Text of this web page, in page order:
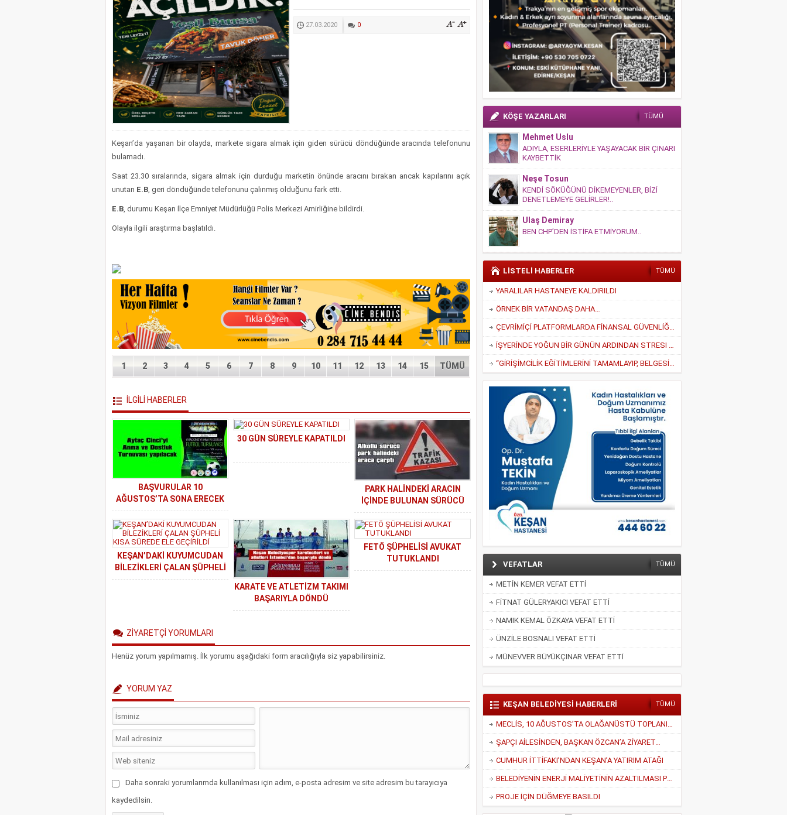
27.03.2020 0
Keşan’da yaşanan bir olayda, markete sigara almak için giden sürücü döndüğünde aracında telefonunu
bulamadı.
Saat 23.30 sıralarında, sigara almak için durduğu marketin önünde aracını bırakan ancak kapılarını açık
unutan E.B, geri döndüğünde telefonunu çalınmış olduğunu fark etti.
E.B, durumu Keşan İlçe Emniyet Müdürlüğü Polis Merkezi Amirliğine bildirdi.
Olayla ilgili araştırma başlatıldı.
1 2 3 4 5 6 7 8 9 10 11 12 13 14 15 TÜMÜ
İLGİLİ HABERLER
BAŞVURULAR 10
AĞUSTOS’TA SONA ERECEK
30 GÜN SÜREYLE KAPATILDI
PARK HALİNDEKİ ARACIN
İÇİNDE BULUNAN SÜRÜCÜ
KAZAYI HAFİF SIYRIKLARLA
ATLATTI
KEŞAN’DAKİ KUYUMCUDAN
BİLEZİKLERİ ÇALAN ŞÜPHELİ
KISA SÜREDE ELE GEÇİRİLDİ
KARATE VE ATLETİZM TAKIMI
BAŞARIYLA DÖNDÜ
FETÖ ŞÜPHELİSİ AVUKAT
TUTUKLANDI
ZİYARETÇİ YORUMLARI
Henüz yorum yapılmamış. İlk yorumu aşağıdaki form aracılığıyla siz yapabilirsiniz.
YORUM YAZ
Daha sonraki yorumlarımda kullanılması için adım, e-posta adresim ve site adresim bu tarayıcıya
kaydedilsin.
KÖŞE YAZARLARI TÜMÜ
Mehmet Uslu
ADIYLA, ESERLERİYLE YAŞAYACAK BİR ÇINARI
KAYBETTİK
Neşe Tosun
KENDİ SÖKÜĞÜNÜ DİKEMEYENLER, BİZİ
DENETLEMEYE GELİRLER!..
Ulaş Demiray
BEN CHP’DEN İSTİFA ETMİYORUM..
LİSTELİ HABERLER TÜMÜ
YARALILAR HASTANEYE KALDIRILDI
ÖRNEK BİR VATANDAŞ DAHA…
VEFATLAR TÜMÜ
METİN KEMER VEFAT ETTİ
FİTNAT GÜLERYAKICI VEFAT ETTİ
NAMIK KEMAL ÖZKAYA VEFAT ETTİ
ÜNZİLE BOSNALI VEFAT ETTİ
MÜNEVVER BÜYÜKÇINAR VEFAT ETTİ
KEŞAN BELEDİYESİ HABERLERİ TÜMÜ
MECLİS, 10 AĞUSTOS’TA OLAĞANÜSTÜ TOPLANIYOR
ŞAPÇI AİLESİNDEN, BAŞKAN ÖZCAN’A ZİYARET…
CUMHUR İTTİFAKI’NDAN KEŞAN’A YATIRIM ATAĞI
BELEDİYENİN ENERJİ MALİYETİNİN AZALTILMASI PLANLANIYOR
PROJE İÇİN DÜĞMEYE BASILDI